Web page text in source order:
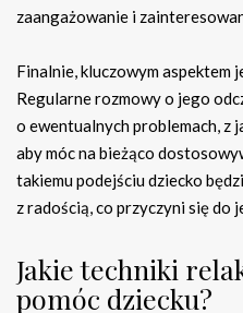
zaangażowanie i
Finalnie, kluczowym aspektem
Regularne rozmowy o jego
o ewentualnych problemach, z
aby móc na bieżąco
takiemu podejściu dziecko
z radością, co przyczyni się do
Jakie techniki
pomóc dziecku?